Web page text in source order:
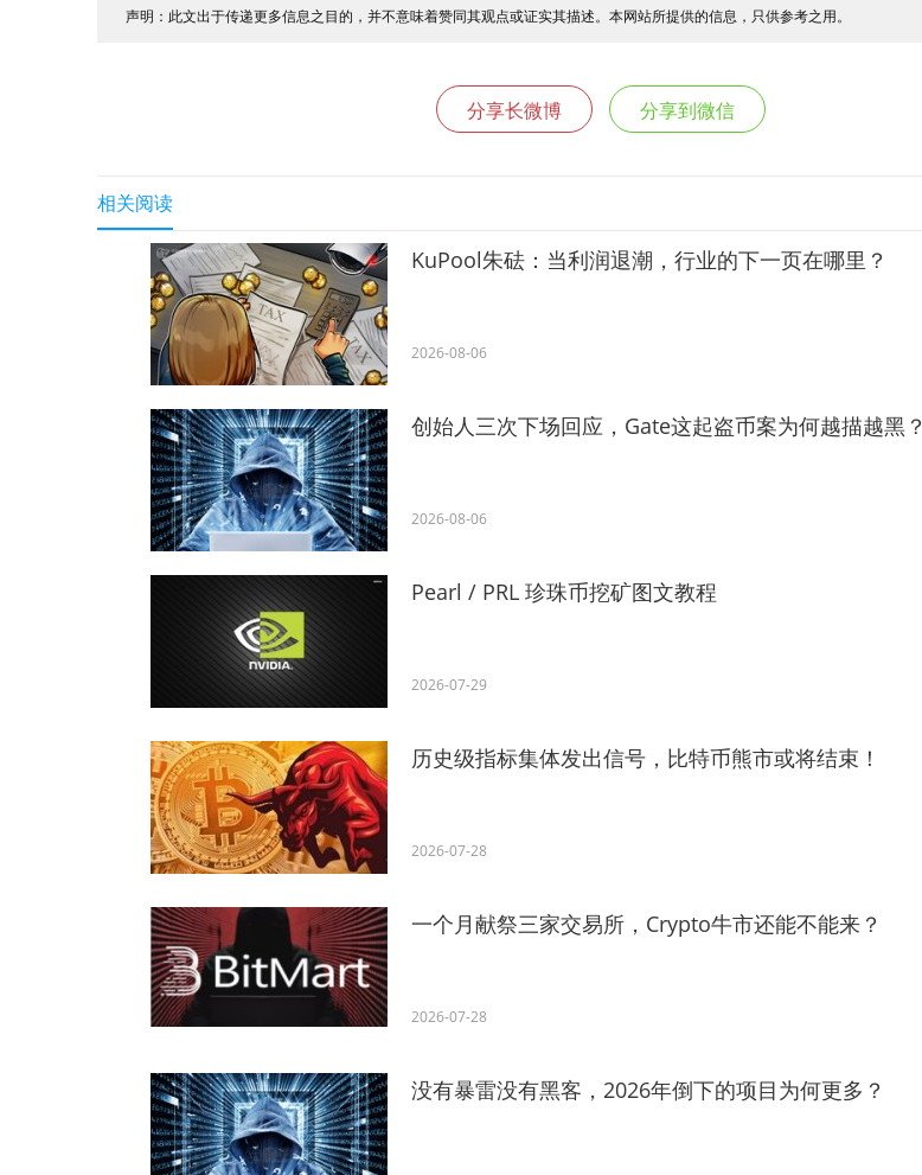
声明：此文出于传递更多信息之目的，并不意味着赞同其观点或证实其描述。本网站所提供的信息，只供参考之用。
分享长微博 分享到微信
相关阅读
KuPool朱砝：当利润退潮，行业的下一页在哪里？
2026-08-06
创始人三次下场回应，Gate这起盗币案为何越描越黑？
2026-08-06
Pearl / PRL 珍珠币挖矿图文教程
2026-07-29
历史级指标集体发出信号，比特币熊市或将结束！
2026-07-28
一个月献祭三家交易所，Crypto牛市还能不能来？
2026-07-28
没有暴雷没有黑客，2026年倒下的项目为何更多？